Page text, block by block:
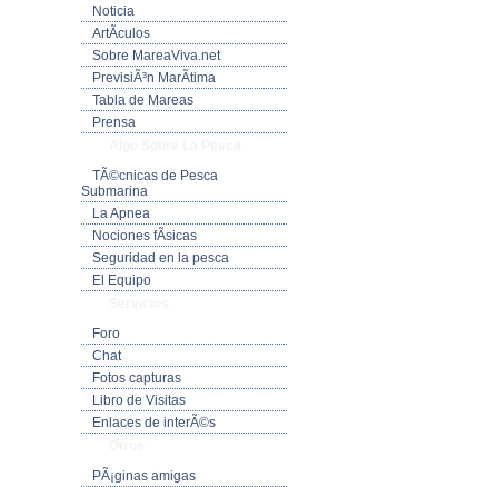
Noticia
ArtÃ­culos
Sobre MareaViva.net
PrevisiÃ³n MarÃ­tima
Tabla de Mareas
Prensa
TÃ©cnicas de Pesca
Submarina
La Apnea
Nociones fÃ­sicas
Seguridad en la pesca
El Equipo
Foro
Chat
Fotos capturas
Libro de Visitas
Enlaces de interÃ©s
PÃ¡ginas amigas